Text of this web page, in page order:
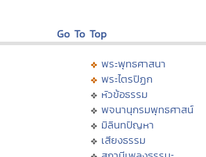
Go To Top
พระพุทธศาสนา
พระไตรปิฏก
หัวข้อธรรม
พจนานุกรมพุทธศาสน์
มิลินทปัญหา
เสียงธรรม